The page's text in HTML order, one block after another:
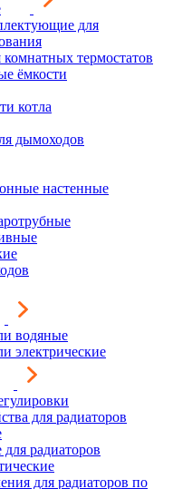
для
термостатов
ёмкости
котла
дымоходов
настенные
водяные
электрические
для радиаторов
радиаторов
для радиаторов по